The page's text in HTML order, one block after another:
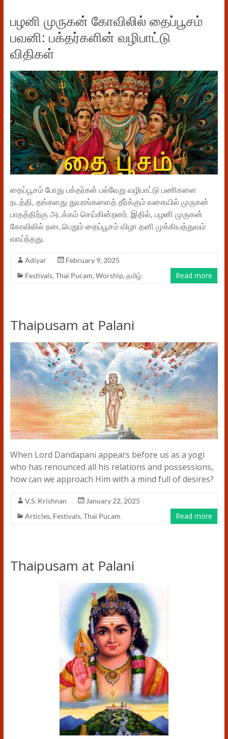
பழனி முருகன் கோவிலில் தைப்பூசம்
பவனி: பக்தர்களின் வழிபாட்டு
விதிகள்
தைப்பூசம் போது பக்தர்கள் பல்வேறு வழிபாட்டு பணிகளை
நடத்தி, தங்களது துயரங்களைத் தீர்க்கும் வகையில் முருகன்
பாதத்திற்கு அடக்கம் செய்கின்றனர். இதில், பழனி முருகன்
கோவிலில் நடைபெறும் தைப்பூசம் விழா தனி முக்கியத்துவம்
வாய்ந்தது.
Adiyar
February 9, 2025
Festivals, Thai Pucam, Worship, தமிழ் Read more
Thaipusam at Palani
When Lord Dandapani appears before us as a yogi
who has renounced all his relations and possessions,
how can we approach Him with a mind full of desires?
V.S. Krishnan
January 22, 2025
Articles, Festivals, Thai Pucam Read more
Thaipusam at Palani